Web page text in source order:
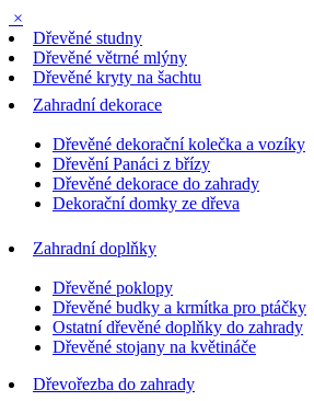
×
Dřevěné studny
Dřevěné větrné mlýny
Dřevěné kryty na šachtu
Zahradní dekorace
Dřevěné dekorační kolečka a vozíky
Dřevění Panáci z břízy
Dřevěné dekorace do zahrady
Dekorační domky ze dřeva
Zahradní doplňky
Dřevěné poklopy
Dřevěné budky a krmítka pro ptáčky
Ostatní dřevěné doplňky do zahrady
Dřevěné stojany na květináče
Dřevořezba do zahrady